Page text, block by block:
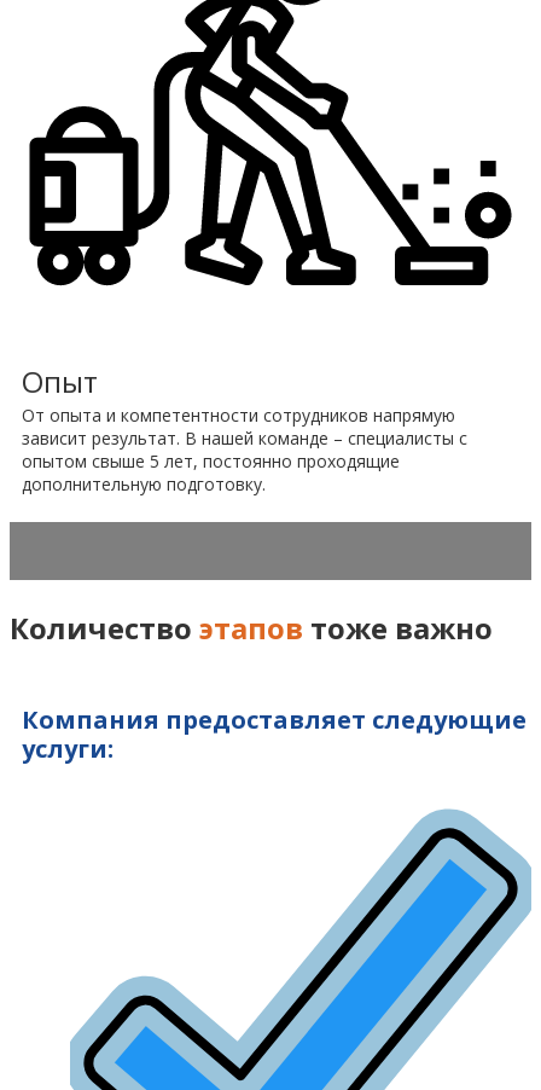
Опыт
От опыта и компетентности сотрудников напрямую
зависит результат. В нашей команде – специалисты с
опытом свыше 5 лет, постоянно проходящие
дополнительную подготовку.
Количество этапов тоже важно
Компания предоставляет следующие
услуги: